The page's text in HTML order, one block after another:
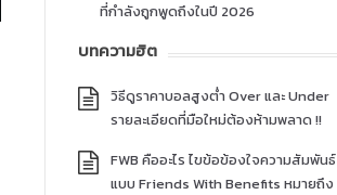
ที่กำลังถูกพูดถึงในปี 2026
บทความฮิต
วิธีดูราคาบอลสูงต่ำ Over และ Under
รายละเอียดที่มือใหม่ต้องห้ามพลาด !!
FWB คืออะไร ไขข้อข้องใจความสัมพันธ์
แบบ Friends With Benefits หมายถึง